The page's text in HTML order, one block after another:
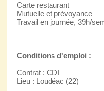
Carte restaurant
Mutuelle et prévoyance
Travail en journée, 39h/
Conditions d'emploi :
Contrat : CDI
Lieu : Loudéac (22)